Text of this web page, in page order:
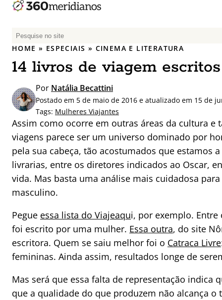
P
e
q
i
s
r
p
o
r
:
HOME » ESPECIAIS » CINEMA E LITERATURA
14 livros de viagem
Por Natália Becattini
Postado em 5 de maio de 2016 e atualizado em 15 de
Tags: Mulheres Viajantes
Assim como ocorre em outras áreas da cultura e
viagens parece ser um universo dominado por
pela sua cabeça, tão acostumados que estamos
livrarias, entre os diretores indicados ao Oscar,
vida. Mas basta uma análise mais cuidadosa
masculino.
Pegue essa lista do Viajeaqui, por exemplo.
foi escrito por uma mulher. Essa outra, do site
escritora. Quem se saiu melhor foi o Catraca Livre
femininas. Ainda assim, resultados longe de
Mas será que essa falta de representação indica
que a qualidade do que produzem não alcança o